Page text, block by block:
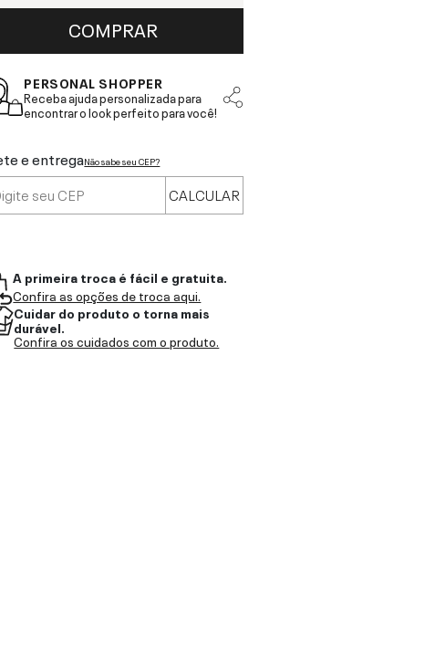
COMPRAR
PERSONAL SHOPPER
Receba ajuda personalizada para
encontrar o look perfeito para você!
e entregaNão sabe seu CEP?
CALCULAR
A primeira troca é fácil e gratuita.
Confira as opções de troca aqui.
Cuidar do produto o torna mais
durável.
Confira os cuidados com o produto.